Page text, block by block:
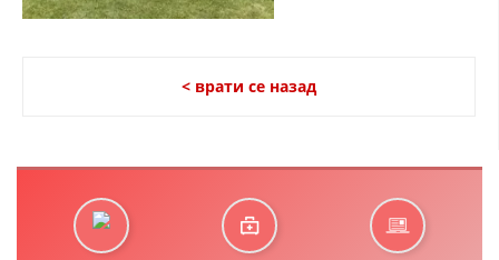
ОРГАНИЗАЦИЈА И РАЗВОЈ
РАКОВОДЕН ОДБОР
СОБРАНИЕ
< врати се назад